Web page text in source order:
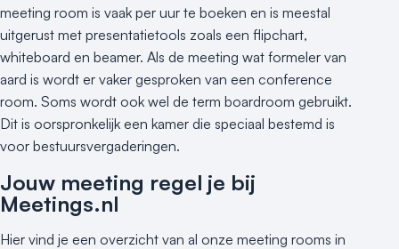
meeting room is vaak per uur te boeken en is meestal
uitgerust met presentatietools zoals een flipchart,
whiteboard en beamer. Als de meeting wat formeler van
aard is wordt er vaker gesproken van een conference
room. Soms wordt ook wel de term boardroom gebruikt.
Dit is oorspronkelijk een kamer die speciaal bestemd is
voor bestuursvergaderingen.
Jouw meeting regel je bij
Meetings.nl
Hier vind je een overzicht van al onze meeting rooms in